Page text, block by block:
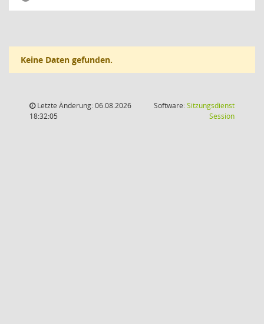
Keine Daten gefunden.
Letzte Änderung: 06.08.2026
18:32:05
Software:Sitzungsdienst
Session(Wird in